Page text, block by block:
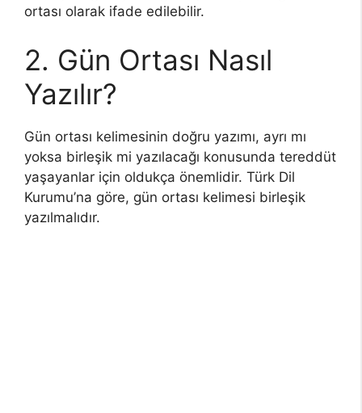
ortası olarak ifade edilebilir.
2. Gün Ortası Nasıl
Yazılır?
Gün ortası kelimesinin doğru yazımı, ayrı mı
yoksa birleşik mi yazılacağı konusunda tereddüt
yaşayanlar için oldukça önemlidir. Türk Dil
Kurumu’na göre, gün ortası kelimesi birleşik
yazılmalıdır.